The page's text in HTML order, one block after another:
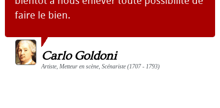
faire le bien.
Carlo Goldoni
Artiste, Metteur en scène, Scénariste (1707 - 1793)